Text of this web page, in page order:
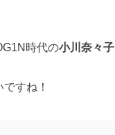
時代の小川奈々子
すね！